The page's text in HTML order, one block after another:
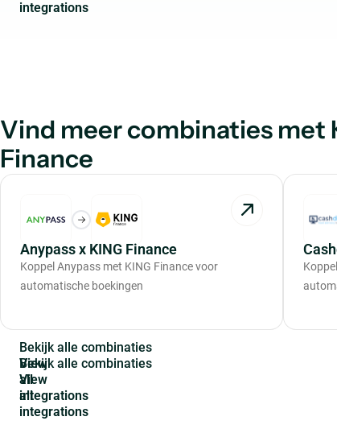
Vind meer combinaties met
Finance
Anypass x KING Finance
Koppel Anypass met KING Finance voor
automatische boekingen
Bekijk alle combinaties
View
all
integrations